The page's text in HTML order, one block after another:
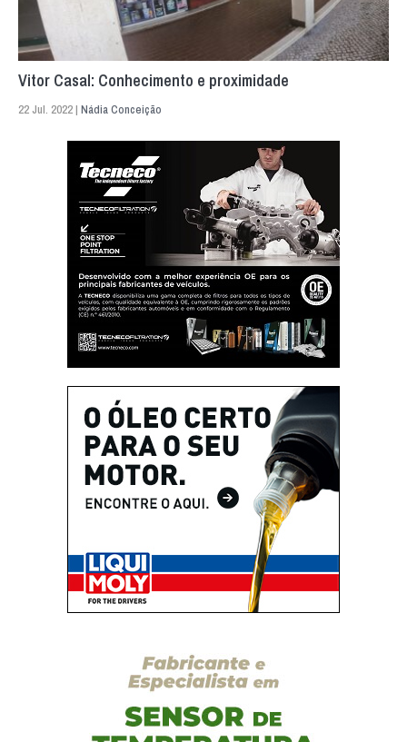
Vitor Casal: Conhecimento e proximidade
22 Jul. 2022 | Nádia Conceição